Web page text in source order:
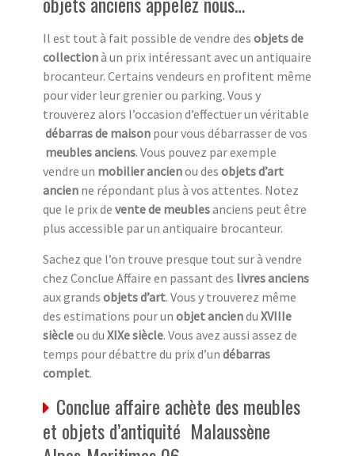
Il est tout à fait possible de vendre des objets de
collectionà un prix intéressant avec un antiquaire
brocanteur. Certains vendeurs en profitent même
pour vider leur grenier ou parking. Vous y
trouverez alors l’occasion d’effectuer un véritable
débarras de maison pour vous débarrasser de vos
meubles anciens. Vous pouvez par exemple
vendre un mobilier ancienou des objets d’art
ancien ne répondant plus à vos attentes. Notez
que le prix de vente de meublesanciens peut être
plus accessible par un antiquaire brocanteur.
Sachez que l’on trouve presque tout sur à vendre
chez Conclue Affaire en passant des livres anciens
aux grands objets d’art. Vous y trouverez même
des estimations pour un objet anciendu XVIIIe
siècleou du XIXe siècle. Vous avez aussi assez de
temps pour débattre du prix d’un débarras
complet.
Conclue affaire achète des meubles
et objets d’antiquité Malaussène